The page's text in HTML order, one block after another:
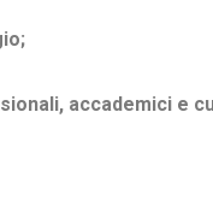
accademici e